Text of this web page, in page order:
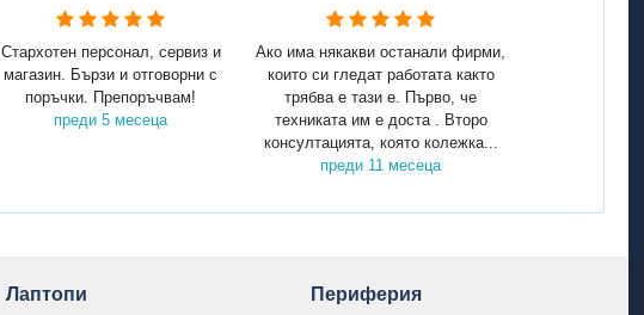
Стархотен персонал, сервиз и
магазин. Бързи и отговорни с
поръчки. Препоръчвам!
преди 5 месеца
Ако има някакви останали фирми,
които си гледат работата както
трябва е тази е. Първо, че
техниката им е доста . Второ
консултацията, която колежка...
преди 11 месеца
Лаптопи Периферия